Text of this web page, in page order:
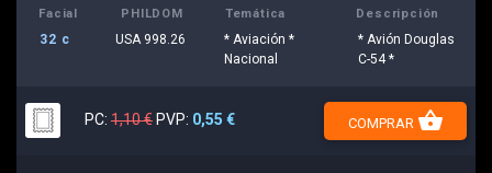
Facial PHILDOM Temática Descripción
32 c USA 998.26
* Aviación *
Nacional
* Avión Douglas
C-54 *
PC: 1,10 € PVP: 0,55 € COMPRAR shopping_basket